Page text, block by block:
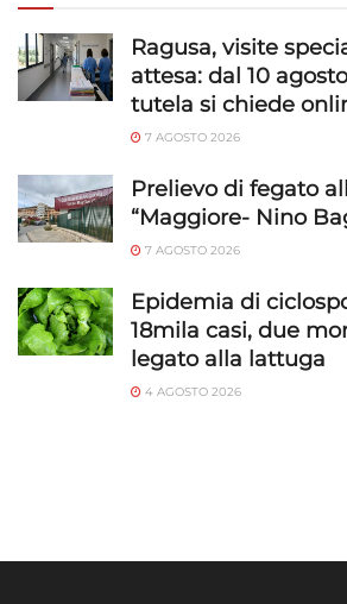
Ragusa, visite
attesa: dal 10
tutela si chiede
7 AGOSTO 2026
Prelievo di fegato
“Maggiore- Nino
7 AGOSTO 2026
Epidemia di
18mila casi, due
legato alla lattuga
4 AGOSTO 2026